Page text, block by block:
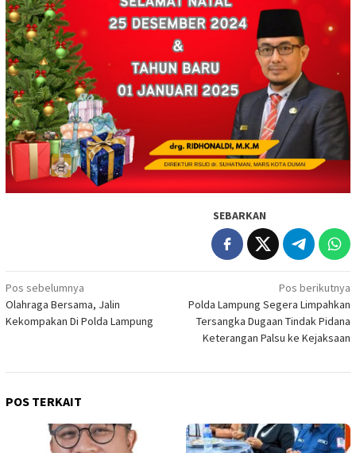
SEBARKAN
Navigasi
pos
Pos sebelumnya
Olahraga Bersama, Jalin
Kekompakan Di Polda Lampung
Pos berikutnya
Polda Lampung Segera Limpahkan
Tersangka Dugaan Tindak Pidana
Keterangan Palsu ke Kejaksaan
POS TERKAIT